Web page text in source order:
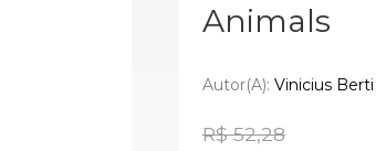
Animals
Autor(a): Vinicius Berti
R$ 52,28